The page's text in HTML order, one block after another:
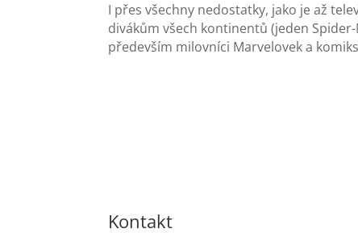
I přes všechny nedostatky, jako je až
divákům všech kontinentů (jeden
především milovníci Marvelovek a
Kontakt